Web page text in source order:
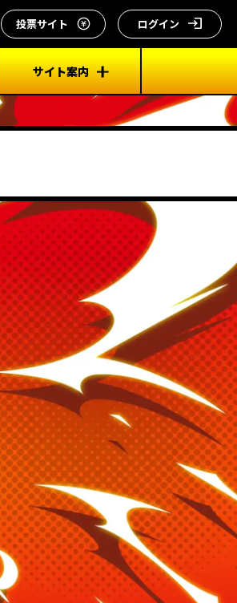
投票サイト ログイン
サイト案内
このサイトの楽しみ方
お問い合わせ先
サイトポリシー
リンク集